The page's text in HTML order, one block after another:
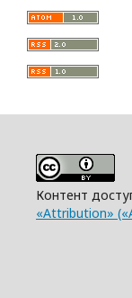
Контент
«Attribution»